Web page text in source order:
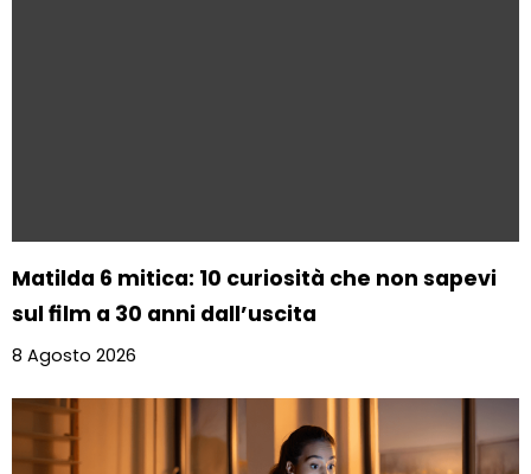
Matilda 6 mitica: 10 curiosità che non sapevi
sul film a 30 anni dall’uscita
8 Agosto 2026